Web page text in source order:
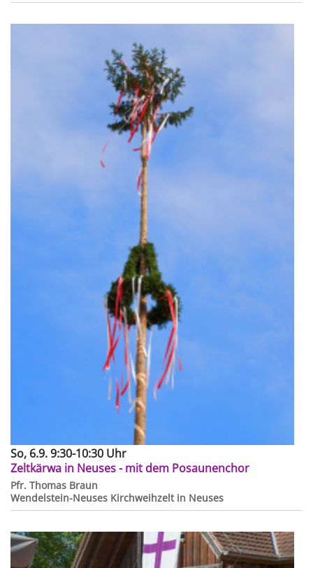
So, 6.9. 9:30-10:30 Uhr
Zeltkärwa in Neuses - mit dem Posaunenchor
Pfr. Thomas Braun
Wendelstein-Neuses Kirchweihzelt in Neuses